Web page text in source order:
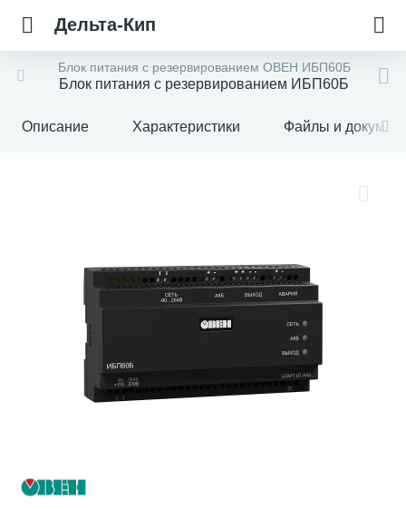
Дельта-Кип
Блок питания с резервированием ОВЕН ИБП60Б
Блок питания с резервированием ИБП60Б
Описание Характеристики Файлы и